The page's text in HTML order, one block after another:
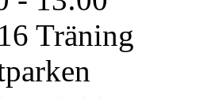
Träning